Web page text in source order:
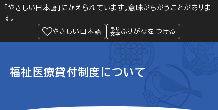
「やさしい日本語」にかえられています。意味がちがうことがありま
す。
やさしい日本語
ふりがなをつける
Language 閲覧支援
緊急情報
福祉医療貸付制度について